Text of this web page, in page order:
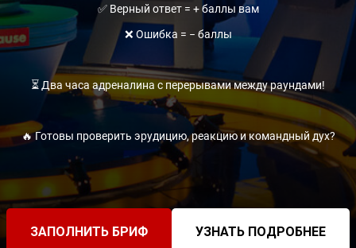
✅ Верный ответ = + баллы вам
❌ Ошибка = − баллы
⏳ Два часа адреналина с перерывами между раундами!
🔥 Готовы проверить эрудицию, реакцию и командный дух?
ЗАПОЛНИТЬ БРИФ УЗНАТЬ ПОДРОБНЕЕ